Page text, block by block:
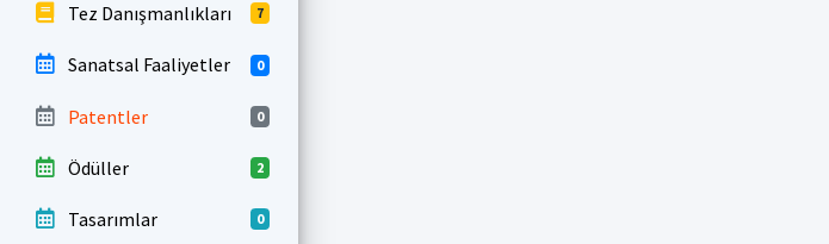
Tez Danışmanlıkları 7
Sanatsal Faaliyetler 0
Patentler 0
Ödüller 2
Tasarımlar 0